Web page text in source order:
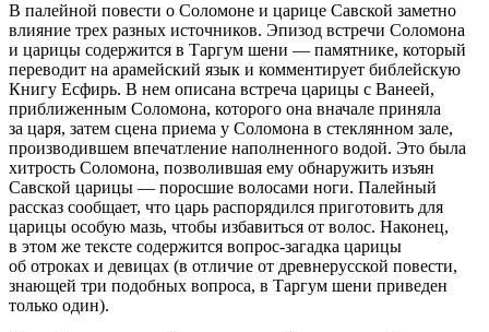
В палейной повести о Соломоне и царице Савской заметно
влияние трех разных источников. Эпизод встречи Соломона
и царицы содержится в Таргум шени — памятнике, который
переводит на арамейский язык и комментирует библейскую
Книгу Есфирь. В нем описана встреча царицы с Ванеей,
приближенным Соломона, которого она вначале приняла
за царя, затем сцена приема у Соломона в стеклянном зале,
производившем впечатление наполненного водой. Это была
хитрость Соломона, позволившая ему обнаружить изъян
Савской царицы — поросшие волосами ноги. Палейный
рассказ сообщает, что царь распорядился приготовить для
царицы особую мазь, чтобы избавиться от волос. Наконец,
в этом же тексте содержится вопрос-загадка царицы
об отроках и девицах (в отличие от древнерусской повести,
знающей три подобных вопроса, в Таргум шени приведен
только один).